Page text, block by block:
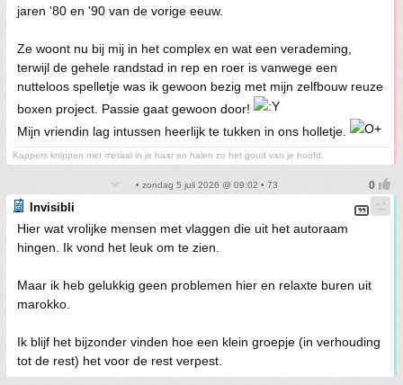
jaren '80 en '90 van de vorige eeuw.
Ze woont nu bij mij in het complex en wat een verademing,
terwijl de gehele randstad in rep en roer is vanwege een
nutteloos spelletje was ik gewoon bezig met mijn zelfbouw reuze
boxen project. Passie gaat gewoon door!
Mijn vriendin lag intussen heerlijk te tukken in ons holletje.
Kappers knippen met metaal in je haar en halen zo het goud van je hoofd.
• zondag 5 juli 2026 @ 09:02 • 73
Invisibli
Hier wat vrolijke mensen met vlaggen die uit het autoraam
hingen. Ik vond het leuk om te zien.
Maar ik heb gelukkig geen problemen hier en relaxte buren uit
marokko.
Ik blijf het bijzonder vinden hoe een klein groepje (in verhouding
tot de rest) het voor de rest verpest.